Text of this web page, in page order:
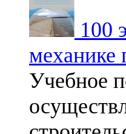
100
механике
Учебное